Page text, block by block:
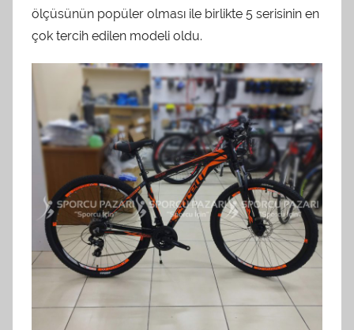
ölçüsünün popüler olması ile birlikte 5 serisinin en
çok tercih edilen modeli oldu.